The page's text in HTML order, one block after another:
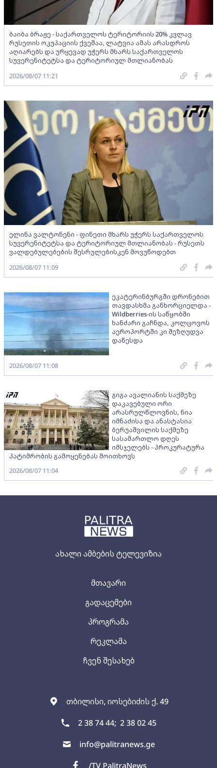
ახალი ამბების ტელევიზია
თბილისი, იოსებიძის ქ. 49
2 38 74 44; 2 38 02 45
info@palitranews.ge
/TV PalitraNews
მთავარი
გადაცემები
პროგრამა
რეკლამა
ჩვენ შესახებ
ბაიბა ბრაჟე - საქართველოს ტერიტორიის 20% კვლავ
რუსეთის ოკუპაციის ქვეშაა, ლატვია ამას არასდროს
აღიარებს და ურყევად უჭერს მხარს საქართველოს
სუვერენიტეტსა და ტერიტორიულ მთლიანობას
2026/08/07 11:21
ელინა ვალტონენი - ფინეთი მხარს უჭერს საქართველოს
სუვერენიტეტსა და ტერიტორიულ მთლიანობას - რუსეთს
ვალდებულებების შესრულებისკენ მოვუწოდებთ
2026/08/07 11:09
ეკატერინბურგში დრონებით
თავდასხმა განხორციელდა -
Wildberries-ის საწყობში
ხანძარი გაჩნდა, კოლცოვოს
აეროპორტში კი შეზღუდვა
დაწესდა
2026/08/07 11:08
გიგა ავალიანის საქმეზე
დაკავებული ორი
არასრულწლოვნის, ნია
იმნაძისა და ანასტასია
ბერუაშვილის საქმეზე
სასამართლო დღეს
იმსჯელებს - პროკურატურა
პატიმრობის გამოყენებას მოითხოვს
2026/08/07 11:04